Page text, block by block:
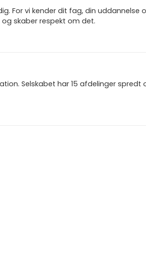
For vi kender dit fag, din uddannelse
skaber respekt om det.
Selskabet har 15 afdelinger spredt